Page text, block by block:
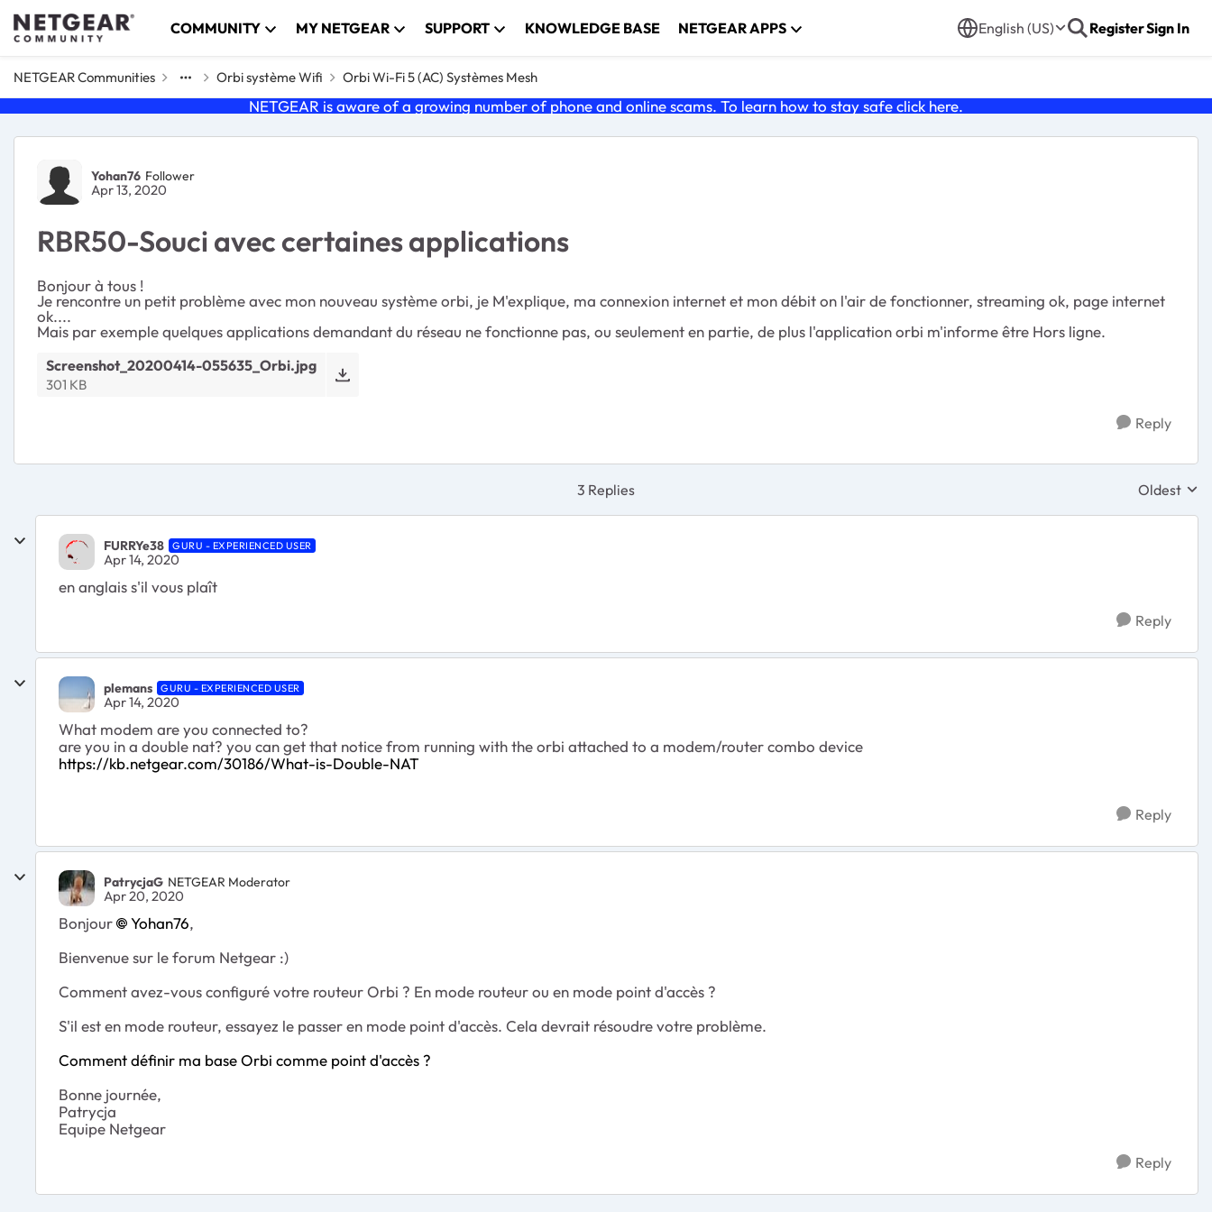
Skip to content COMMUNITY MY NETGEAR SUPPORT KNOWLEDGE BASE NETGEAR APPS English (US) RegisterSign In
NETGEAR Communities Orbi système Wifi Orbi Wi-Fi 5 (AC) Systèmes Mesh
NETGEAR is aware of a growing number of phone and online scams. To learn how to stay safe click here.
Forum Discussion
Yohan76 Follower
Apr 13, 2020
RBR50-Souci avec certaines applications
Bonjour à tous !
Je rencontre un petit problème avec mon nouveau système orbi, je M'explique, ma connexion internet et mon débit on l'air de fonctionner, streaming ok, page internet
ok....
Mais par exemple quelques applications demandant du réseau ne fonctionne pas, ou seulement en partie, de plus l'application orbi m'informe être Hors ligne.
Screenshot_20200414-055635_Orbi.jpg
301 KB
Reply
3 Replies Replies
Oldest
FURRYe38 GURU - EXPERIENCED USER
Apr 14, 2020
en anglais s'il vous plaît
Reply
plemans GURU - EXPERIENCED USER
Apr 14, 2020
What modem are you connected to?
are you in a double nat? you can get that notice from running with the orbi attached to a modem/router combo device
https://kb.netgear.com/30186/What-is-Double-NAT
Reply
PatrycjaG NETGEAR Moderator
Apr 20, 2020
Bonjour Yohan76,
Bienvenue sur le forum Netgear :)
Comment avez-vous configuré votre routeur Orbi ? En mode routeur ou en mode point d'accès ?
S'il est en mode routeur, essayez le passer en mode point d'accès. Cela devrait résoudre votre problème.
Comment définir ma base Orbi comme point d'accès ?
Bonne journée,
Patrycja
Equipe Netgear
Reply